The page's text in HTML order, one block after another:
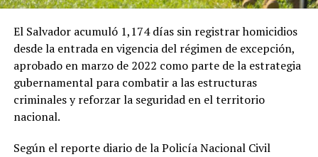
El Salvador acumuló 1,174 días sin registrar homicidios
desde la entrada en vigencia del régimen de excepción,
aprobado en marzo de 2022 como parte de la estrategia
gubernamental para combatir a las estructuras
criminales y reforzar la seguridad en el territorio
nacional.
Según el reporte diario de la Policía Nacional Civil